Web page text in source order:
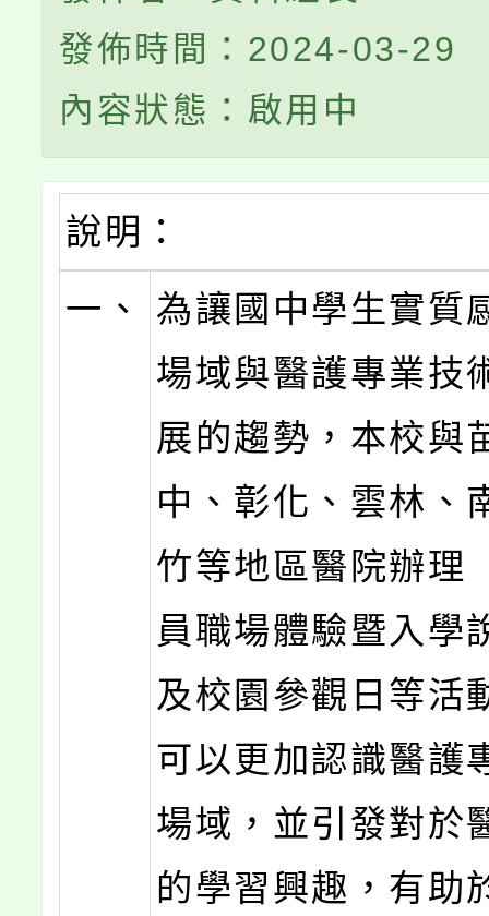
發佈時間：2024-03-29
內容狀態：啟用中
說明：
一、
為讓國中學生實質
場域與醫護專業技
展的趨勢，本校與
中、彰化、雲林、
竹等地區醫院辦理
員職場體驗暨入學
及校園參觀日等活
可以更加認識醫護
場域，並引發對於
的學習興趣，有助